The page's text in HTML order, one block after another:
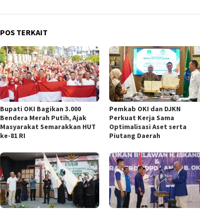
POS TERKAIT
Bupati OKI Bagikan 3.000
Bendera Merah Putih, Ajak
Masyarakat Semarakkan HUT
ke-81 RI
Pemkab OKI dan DJKN
Perkuat Kerja Sama
Optimalisasi Aset serta
Piutang Daerah